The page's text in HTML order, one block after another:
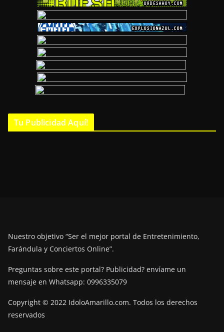
Tu Publicidad Aquí!
Nuestro objetivo “Ser el mejor portal de Entretenimiento,
Farándula y Conciertos Online”.
Preguntas sobre este portal? Publicidad? envíame un
mensaje en Whatsapp: 0996335079
Copyright © 2022 IdoloAmarillo.com. Todos los derechos
reservados